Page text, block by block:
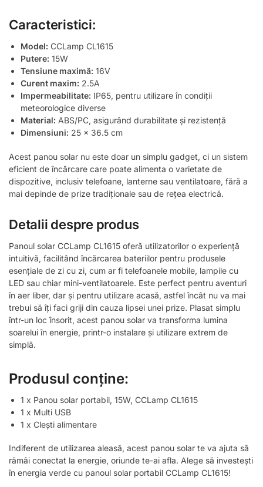
Caracteristici:
Model: CCLamp CL1615
Putere: 15W
Tensiune maximă: 16V
Curent maxim: 2.5A
Impermeabilitate: IP65, pentru utilizare în condiții
meteorologice diverse
Material: ABS/PC, asigurând durabilitate și rezistență
Dimensiuni: 25 x 36.5 cm
Acest panou solar nu este doar un simplu gadget, ci un sistem
eficient de încărcare care poate alimenta o varietate de
dispozitive, inclusiv telefoane, lanterne sau ventilatoare, fără a
mai depinde de prize tradiționale sau de rețea electrică.
Detalii despre produs
Panoul solar CCLamp CL1615 oferă utilizatorilor o experiență
intuitivă, facilitând încărcarea bateriilor pentru produsele
esențiale de zi cu zi, cum ar fi telefoanele mobile, lampile cu
LED sau chiar mini-ventilatoarele. Este perfect pentru aventuri
în aer liber, dar și pentru utilizare acasă, astfel încât nu va mai
trebui să îți faci griji din cauza lipsei unei prize. Plasat simplu
într-un loc însorit, acest panou solar va transforma lumina
soarelui în energie, printr-o instalare și utilizare extrem de
simplă.
Produsul conține:
1 x Panou solar portabil, 15W, CCLamp CL1615
1 x Multi USB
1 x Clești alimentare
Indiferent de utilizarea aleasă, acest panou solar te va ajuta să
rămâi conectat la energie, oriunde te-ai afla. Alege să investești
în energia verde cu panoul solar portabil CCLamp CL1615!